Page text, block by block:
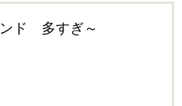
ド 多すぎ～